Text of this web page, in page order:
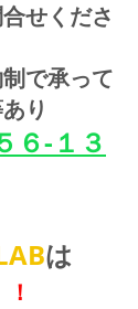
せくださ
で承って
り
６-１３
は